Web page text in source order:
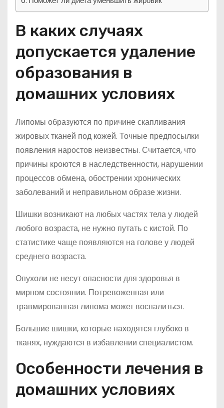
В каких случаях
допускается удаление
образования в
домашних условиях
Липомы образуются по причине скапливания
жировых тканей под кожей. Точные предпосылки
появления наростов неизвестны. Считается, что
причины кроются в наследственности, нарушении
процессов обмена, обострении хронических
заболеваний и неправильном образе жизни.
Шишки возникают на любых частях тела у людей
любого возраста, не нужно путать с кистой. По
статистике чаще появляются на голове у людей
среднего возраста.
Опухоли не несут опасности для здоровья в
мирном состоянии. Потревоженная или
травмированная липома может воспалиться.
Большие шишки, которые находятся глубоко в
тканях, нуждаются в избавлении специалистом.
Особенности лечения в
домашних условиях